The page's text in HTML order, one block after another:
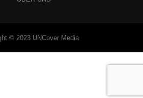
© 2023 UNCover Media